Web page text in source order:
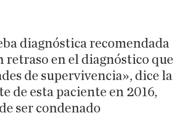
diagnóstica recomendada
en el diagnóstico que
de supervivencia», dice la
de esta paciente en 2016,
ser condenado